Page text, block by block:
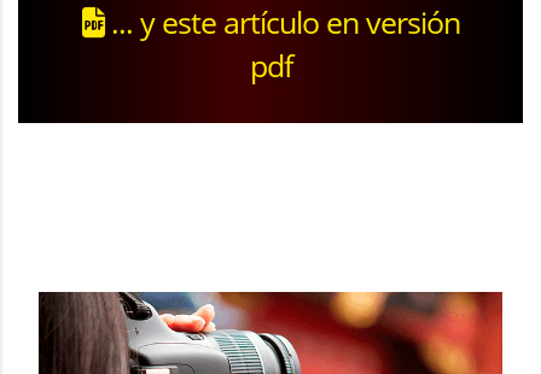
... y este artículo en versión
pdf